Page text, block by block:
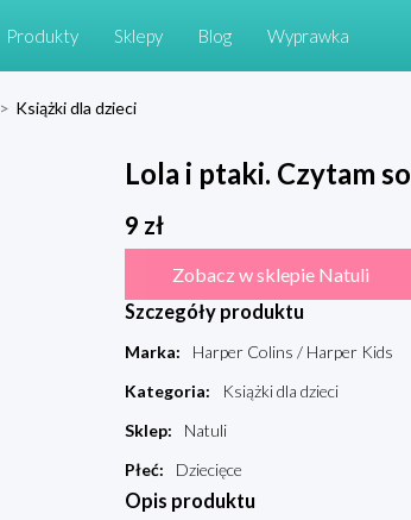
Produkty Sklepy Blog Wyprawka
> Książki dla dzieci
Lola i ptaki. Czytam
9 zł
Zobacz w sklepie Natuli
Szczegóły produktu
Marka:
Harper Colins / Harper Kids
Kategoria:
Książki dla dzieci
Sklep:
Natuli
Płeć: Dziecięce
Opis produktu